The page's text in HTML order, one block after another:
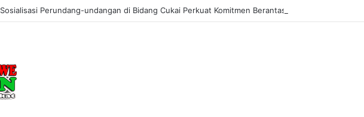
Sosialisasi Perundang-undangan di Bidang Cukai Perkuat Komitmen Berantas Rokok Ilegal di